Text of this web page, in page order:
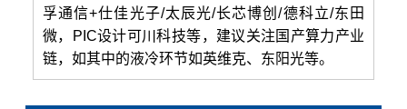
孚通信+仕佳光子/太辰光/长芯博创/德科立/东田
微，PIC设计可川科技等，建议关注国产算力产业
链，如其中的液冷环节如英维克、东阳光等。